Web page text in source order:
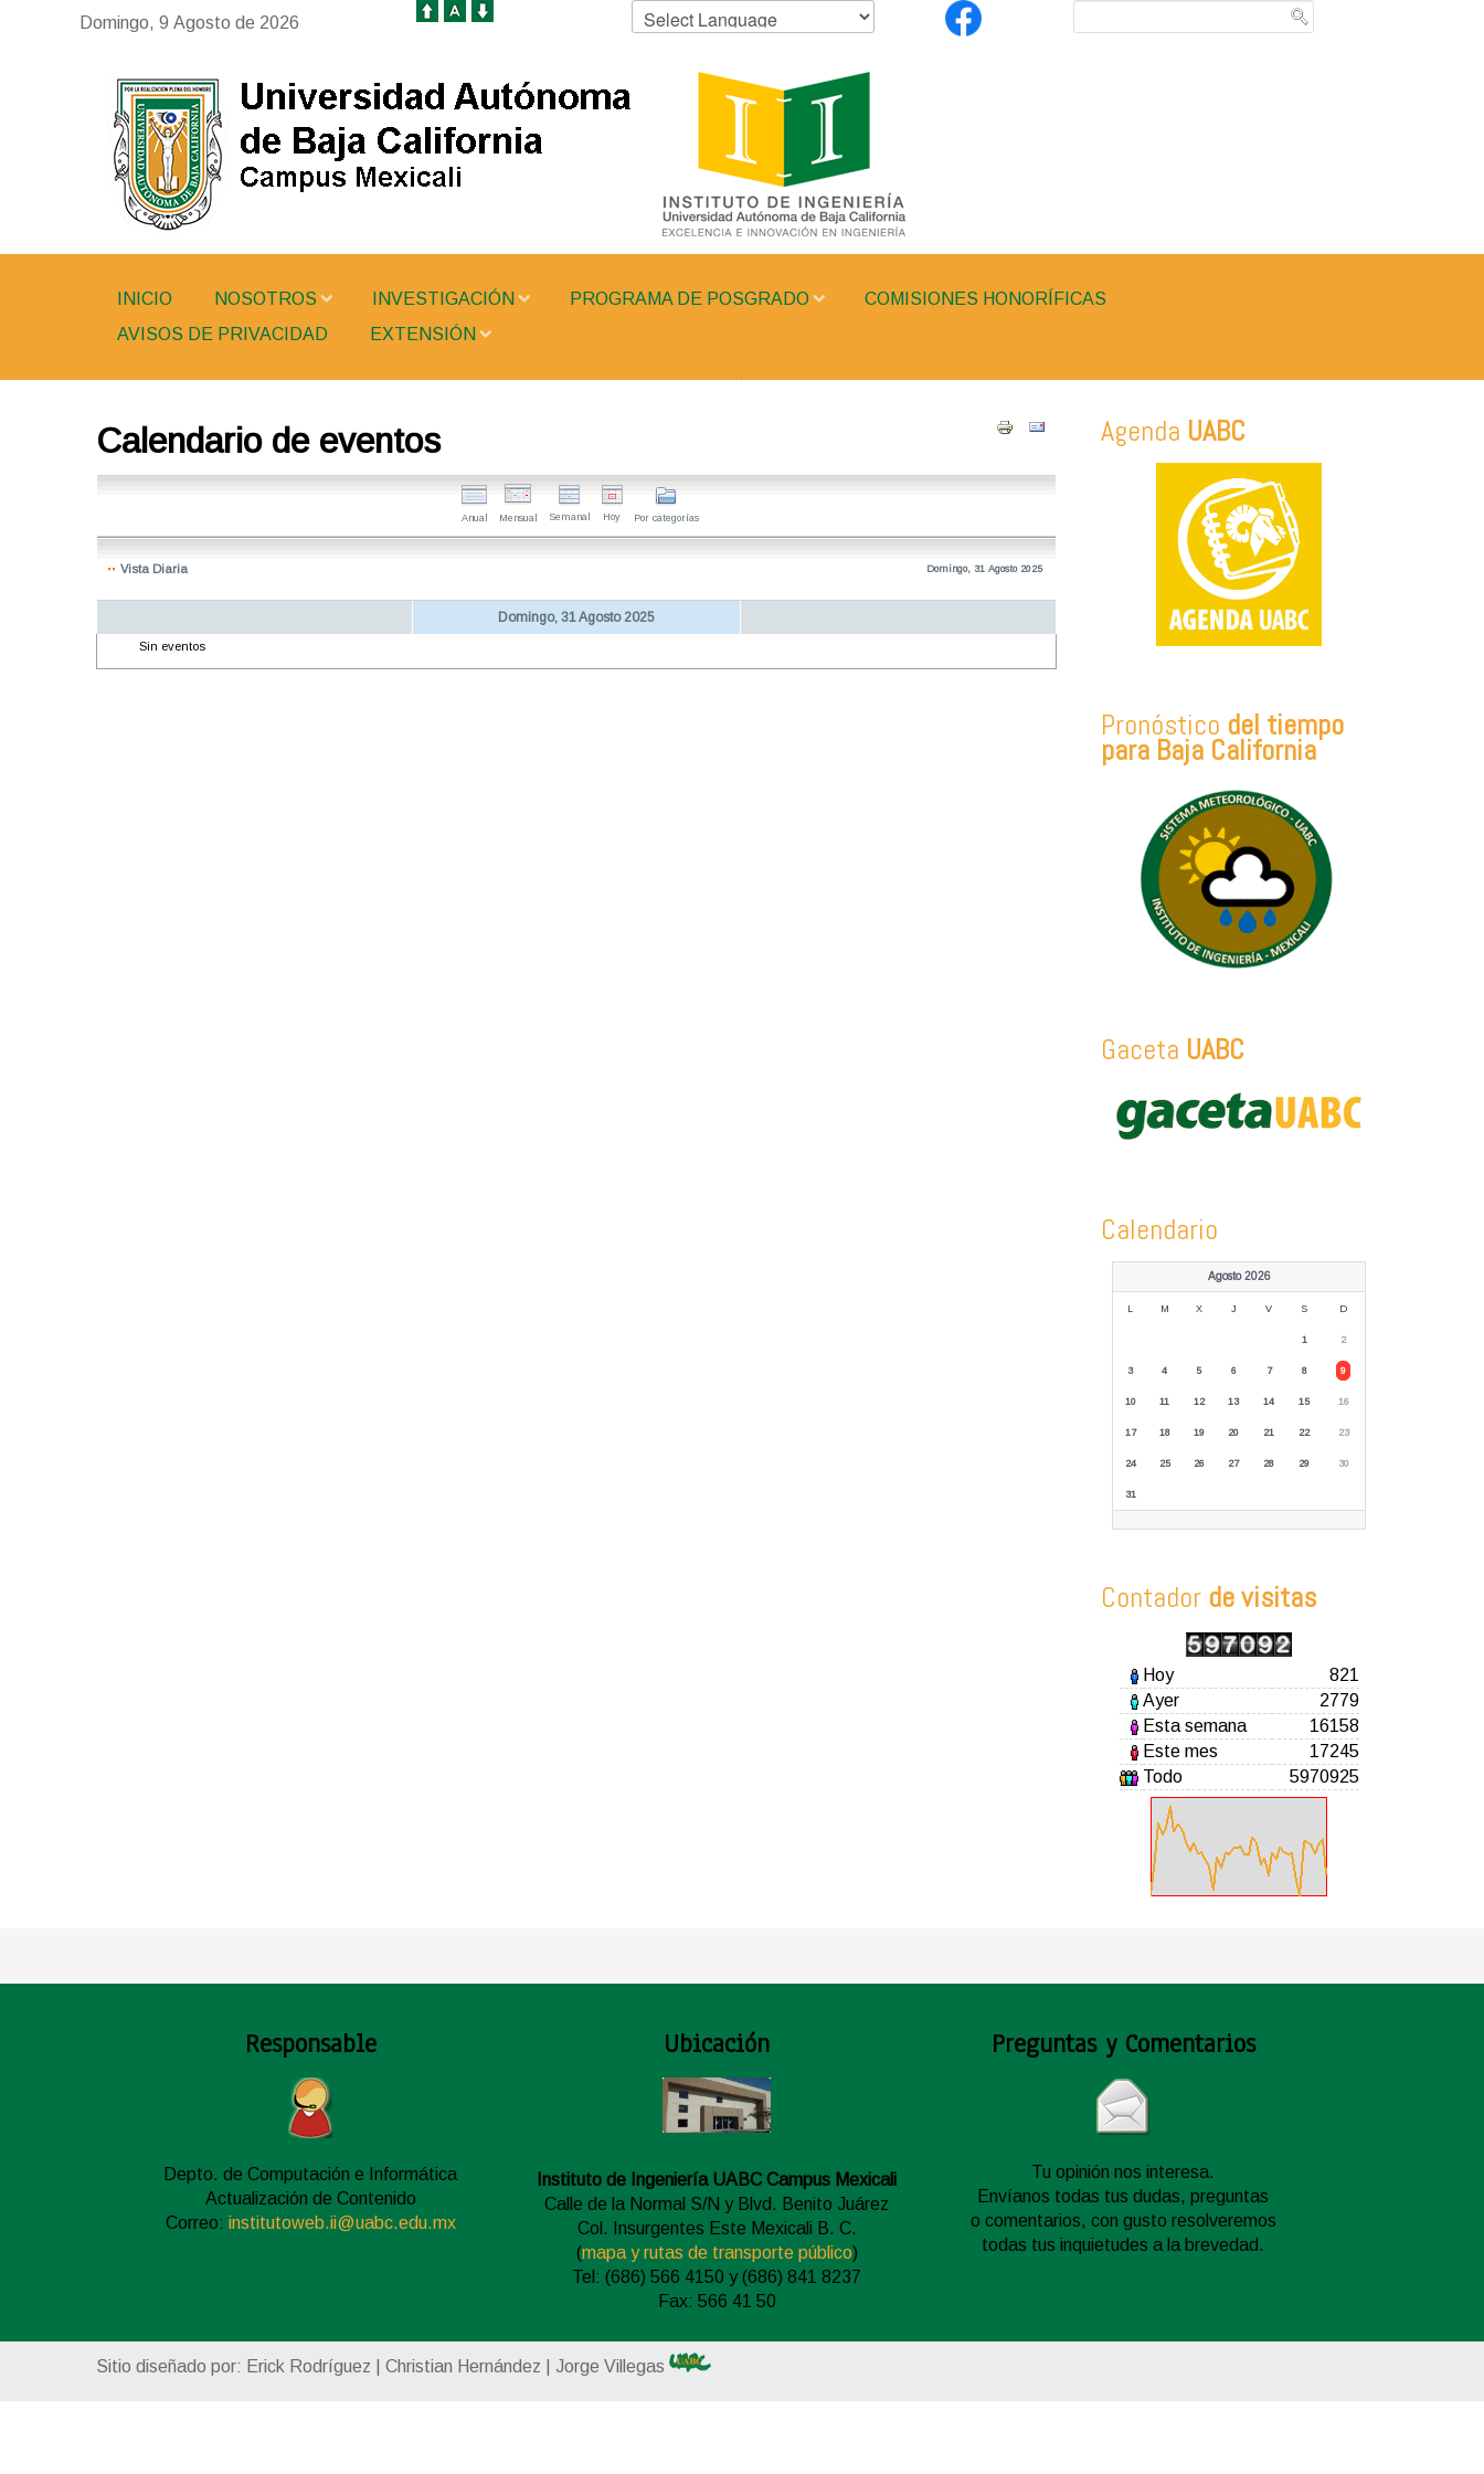
Domingo, 9 Agosto de 2026
INICIO NOSOTROS INVESTIGACIÓN PROGRAMA DE POSGRADO
COMISIONES HONORÍFICAS
AVISOS DE PRIVACIDAD
EXTENSIÓN
Calendario de eventos
Anual Mensual Semanal Hoy Por categorías
Vista Diaria Domingo, 31 Agosto 2025
Domingo, 31 Agosto 2025
Sin eventos
Agenda UABC
Pronóstico del tiempo
para Baja California
Gaceta UABC
Calendario
Agosto 2026
L M X J V S D
1 2
3 4 5 6 7 8 9
10 11 12 13 14 15 16
17 18 19 20 21 22 23
24 25 26 27 28 29 30
31
Contador de visitas
Hoy
821
Ayer
2779
Esta semana
16158
Este mes
17245
Todo
5970925
Responsable
Depto. de Computación e Informática
Actualización de Contenido
Correo: institutoweb.ii@uabc.edu.mx
Ubicación
Instituto de Ingeniería UABC Campus Mexicali
Calle de la Normal S/N y Blvd. Benito Juárez
Col. Insurgentes Este Mexicali B. C.
(mapa y rutas de transporte público)
Tel: (686) 566 4150 y (686) 841 8237
Fax: 566 41 50
Preguntas y Comentarios
Tu opinión nos interesa.
Envíanos todas tus dudas, preguntas
o comentarios, con gusto resolveremos
todas tus inquietudes a la brevedad.
Sitio diseñado por: Erick Rodríguez | Christian Hernández | Jorge Villegas